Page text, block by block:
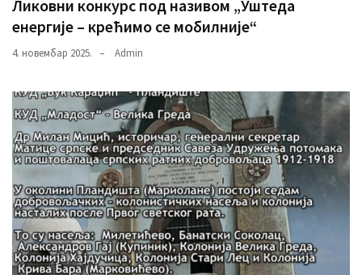
Ликовни конкурс под називом „Уштеда
енергије – крећимо се мобилније“
4. новембар 2025. Admin